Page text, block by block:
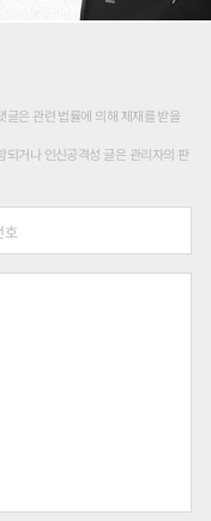
글은 관련 법률에 의해 제재를 받을
되거나 인신공격성 글은 관리자의 판